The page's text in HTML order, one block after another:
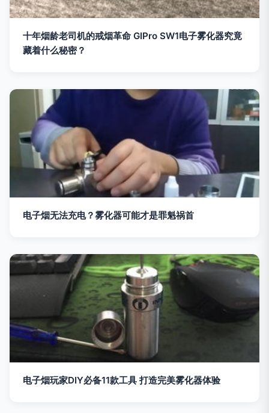
十年烟龄老司机的戒烟革命 GIPro SW1电子雾化器究竟
藏着什么秘密？
电子烟无法充电？雾化器可能才是罪魁祸首
电子烟玩家DIY必备11款工具 打造完美雾化器体验